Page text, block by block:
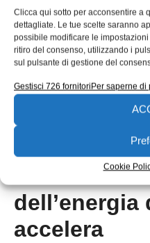
Clicca qui sotto per acconsentire a
dettagliate. Le tue scelte saranno
possibile modificare le
ritiro del consenso, utilizzando i
sul pulsante di gestione del
Gestisci 726 fornitoriPer saperne di
Cookie
che non ha precedenti
tecnologie energetiche:
il 2050. E, grazie alla
dell’energia da flusso
dai 15 ct€/kWh del 2025
mentre il costo
in 20 ct€/kWh al 2025,
10 ct€/kWh al 2035”,
Lo
dell’energia
accelera